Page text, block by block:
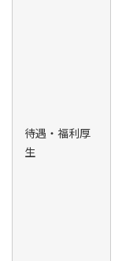
待遇・福利厚
生